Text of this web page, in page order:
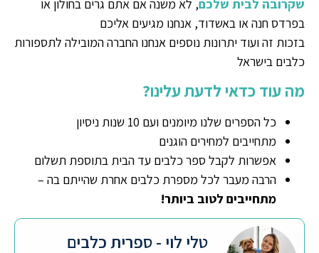
שקרובה לבית שלכם, לא משנה אם אתם גרים בחולון או
בפרדס חנה או באשדוד, אנחנו מגיעים אליכם
בזכות זה ועוד יתרונות נוספים אנחנו החברה המובילה לתספורות
כלבים בישראל
מה עוד כדאי לדעת עלינו?
כל הספרים שלנו מיומנים ועם 10 שנות ניסיון
מתחייבים למחירים הוגנים
אפשרות לקבל ספר כלבים עד הבית בתוספת תשלום
הרבה מעבר לכל מספרת כלבים אחרת שהייתם בה –
מתחייבים לטוב ביותר!
טלי לוי - ספרית כלבים